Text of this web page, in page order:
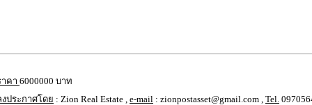
าคา 6000000 บาท
งประกาศโดย : Zion Real Estate , e-mail : zionpostasset@gmail.com , Tel.